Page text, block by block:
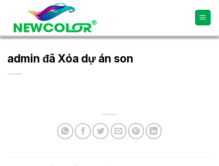
content
admin đã Xóa dự án son